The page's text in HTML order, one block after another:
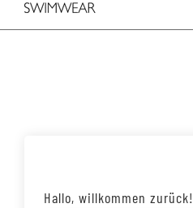
Hallo, willkommen zurück!